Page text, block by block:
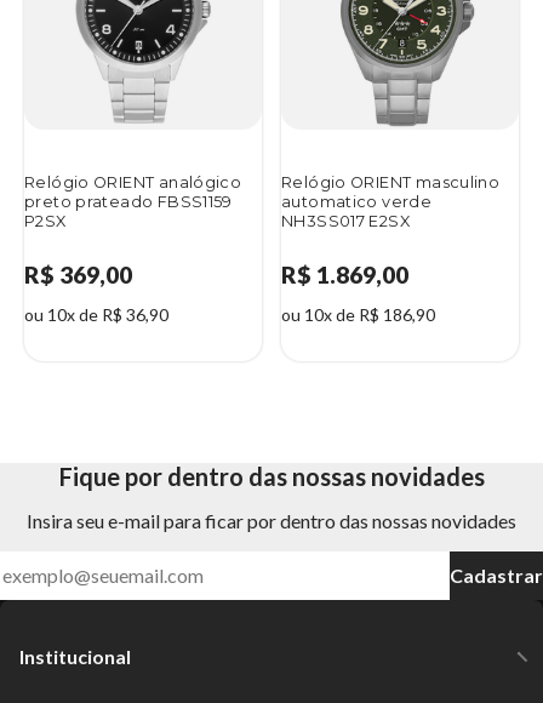
Relógio ORIENT analógico
preto prateado FBSS1159
P2SX
R$ 369,00
ou 10x de R$ 36,90
Relógio ORIENT masculino
automatico verde
NH3SS017 E2SX
R$ 1.869,00
ou 10x de R$ 186,90
Fique por dentro das nossas novidades
Insira seu e-mail para ficar por dentro das nossas novidades
Cadastrar
Institucional